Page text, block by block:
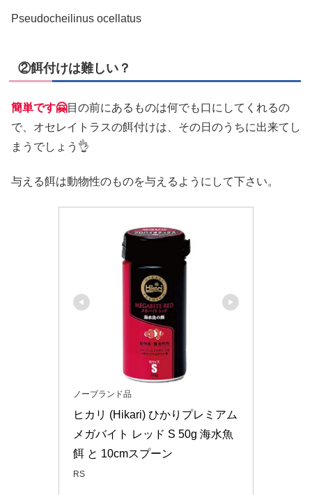
Pseudocheilinus ocellatus
②餌付けは難しい？
簡単です🤗目の前にあるものは何でも口にしてくれるの
で、オセレイトラスの餌付けは、その日のうちに出来てし
まうでしょう👌
与える餌は動物性のものを与えるようにして下さい。
ノーブランド品
ヒカリ (Hikari) ひかりプレミアム
メガバイト レッド S 50g 海水魚
餌 と 10cmスプーン
RS